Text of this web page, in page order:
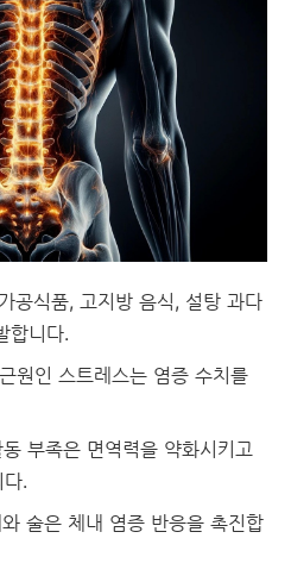
가공식품, 고지방 음식, 설탕 과다
합니다.
원인 스트레스는 염증 수치를
부족은 면역력을 약화시키고
.
술은 체내 염증 반응을 촉진합